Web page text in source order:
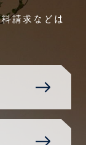
請求などは